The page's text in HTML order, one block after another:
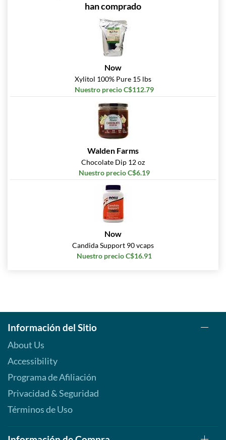
han comprado
Now
Xylitol 100% Pure 15 lbs
Nuestro precio C$112.79
Walden Farms
Chocolate Dip 12 oz
Nuestro precio C$6.19
Now
Candida Support 90 vcaps
Nuestro precio C$16.91
Información del Sitio
About Us
Accessibility
Programa de Afiliación
Privacidad & Seguridad
Términos de Uso